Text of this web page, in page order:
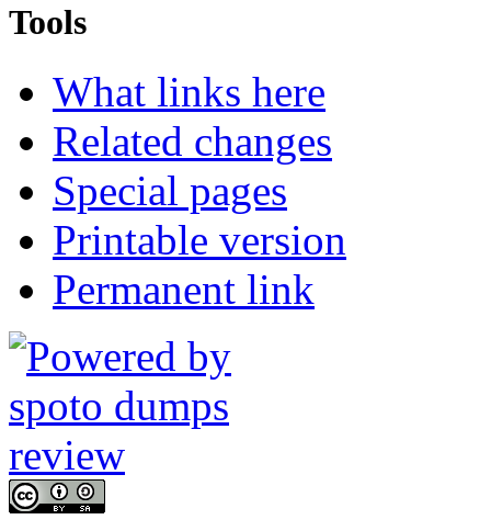
Tools
What links here
Related changes
Special pages
Printable version
Permanent link